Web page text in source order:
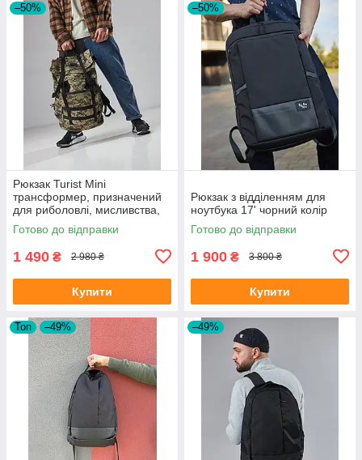
–50%
Рюкзак Turist Mini
трансформер, призначений
для риболовлі, мисливства,
туризму, на 30-50л, колір
піксель
Готово до відправки
1 490 ₴ 2 980 ₴
Купити
–50%
Рюкзак з відділенням для
ноутбука 17' чорний колір
Готово до відправки
1 900 ₴ 3 800 ₴
Купити
Топ –49% –49%